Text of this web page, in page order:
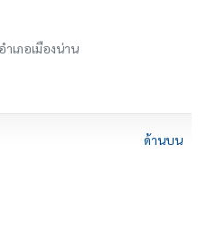
เภอเมืองน่าน
ด้านบน